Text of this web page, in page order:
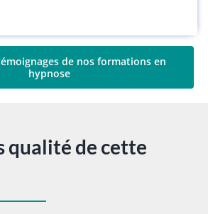
de nos formations en
hypnose
qualité de cette